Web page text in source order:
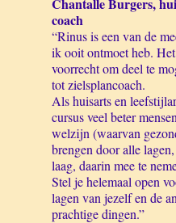
coach
“Rinus is een van de
ik ooit ontmoet heb.
voorrecht om deel te
tot zielsplancoach.
Als huisarts en
cursus veel beter
welzijn (waarvan
brengen door alle
laag, daarin mee te
Stel je helemaal open
lagen van jezelf en de
prachtige dingen.”